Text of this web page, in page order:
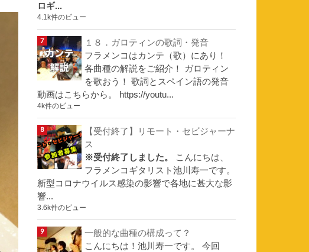
ロギ...
4.1k件のビュー
１８．ガロティンの歌詞・発音
フラメンコはカンテ（歌）にあり！
各曲種の解説をご紹介！ ガロティン
を歌おう！ 歌詞とスペイン語の発音
動画はこちらから。 https://youtu...
4k件のビュー
【受付終了】リモート・セビジャーナ
ス
※受付終了しました。
こんにちは、
フラメンコギタリスト池川寿一です。
新型コロナウイルス感染の影響で各地に甚大な影
響...
3.6k件のビュー
一般的な曲種の構成って？
こんにちは！池川寿一です。 今回